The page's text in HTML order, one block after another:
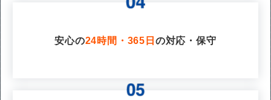
安心の24時間・365日 の対応・保守